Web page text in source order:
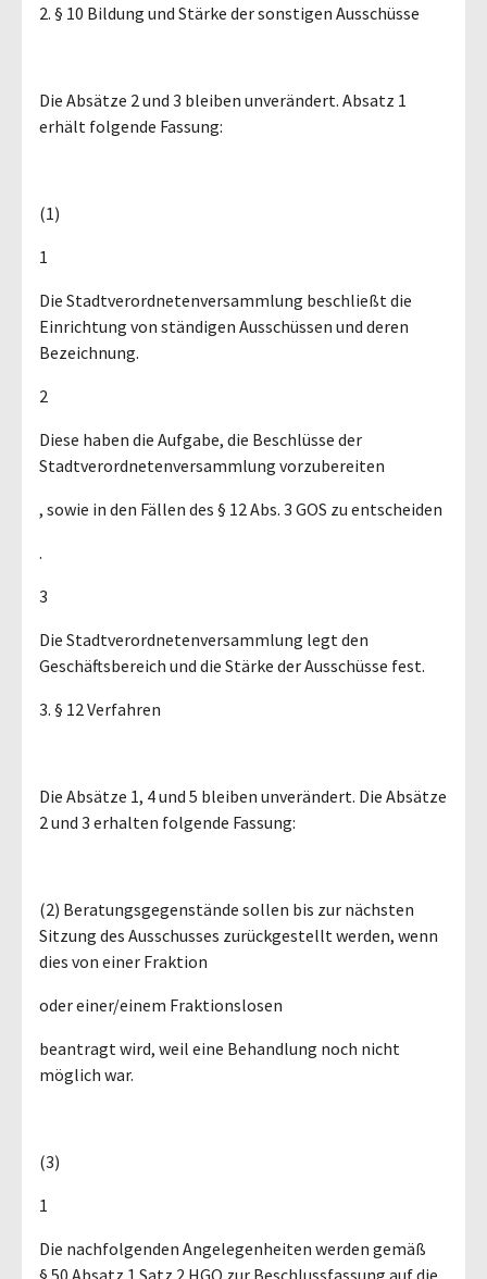
2. § 10 Bildung und Stärke der sonstigen Ausschüsse
Die Absätze 2 und 3 bleiben unverändert. Absatz 1
erhält folgende Fassung:
(1)
1
Die Stadtverordnetenversammlung beschließt die
Einrichtung von ständigen Ausschüssen und deren
Bezeichnung.
2
Diese haben die Aufgabe, die Beschlüsse der
Stadtverordnetenversammlung vorzubereiten
, sowie in den Fällen des § 12 Abs. 3 GOS zu entscheiden
.
3
Die Stadtverordnetenversammlung legt den
Geschäftsbereich und die Stärke der Ausschüsse fest.
3. § 12 Verfahren
Die Absätze 1, 4 und 5 bleiben unverändert. Die Absätze
2 und 3 erhalten folgende Fassung:
(2) Beratungsgegenstände sollen bis zur nächsten
Sitzung des Ausschusses zurückgestellt werden, wenn
dies von einer Fraktion
oder einer/einem Fraktionslosen
beantragt wird, weil eine Behandlung noch nicht
möglich war.
(3)
1
Die nachfolgenden Angelegenheiten werden gemäß
§ 50 Absatz 1 Satz 2 HGO zur Beschlussfassung auf die